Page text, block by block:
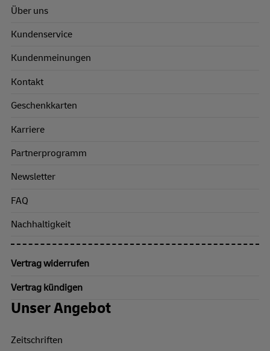
Über uns
Kundenservice
Kundenmeinungen
Kontakt
Geschenkkarten
Karriere
Partnerprogramm
Newsletter
FAQ
Nachhaltigkeit
Vertrag widerrufen
Vertrag kündigen
Unser Angebot
Zeitschriften